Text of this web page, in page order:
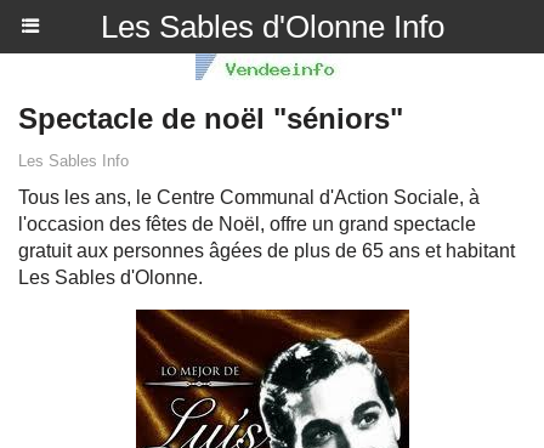
Les Sables d'Olonne Info
Spectacle de noël "séniors"
Les Sables Info
Tous les ans, le Centre Communal d'Action Sociale, à
l'occasion des fêtes de Noël, offre un grand spectacle
gratuit aux personnes âgées de plus de 65 ans et habitant
Les Sables d'Olonne.